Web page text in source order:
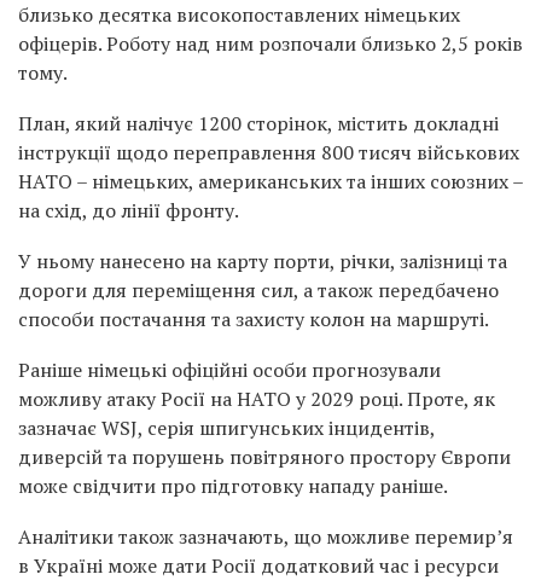
близько десятка високопоставлених німецьких
офіцерів. Роботу над ним розпочали близько 2,5 років
тому.
План, який налічує 1200 сторінок, містить докладні
інструкції щодо переправлення 800 тисяч військових
НАТО – німецьких, американських та інших союзних –
на схід, до лінії фронту.
У ньому нанесено на карту порти, річки, залізниці та
дороги для переміщення сил, а також передбачено
способи постачання та захисту колон на маршруті.
Раніше німецькі офіційні особи прогнозували
можливу атаку Росії на НАТО у 2029 році. Проте, як
зазначає WSJ, серія шпигунських інцидентів,
диверсій та порушень повітряного простору Європи
може свідчити про підготовку нападу раніше.
Аналітики також зазначають, що можливе перемир’я
в Україні може дати Росії додатковий час і ресурси